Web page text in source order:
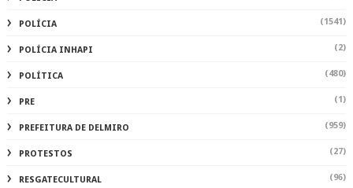
POLÍCIA (1541)
POLÍCIA INHAPI (2)
POLÍTICA (480)
PRE (1)
PREFEITURA DE DELMIRO (959)
PROTESTOS (27)
RESGATECULTURAL (96)